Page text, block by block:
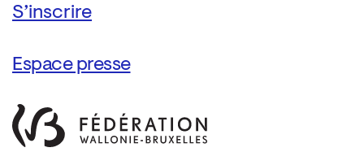
Espace presse